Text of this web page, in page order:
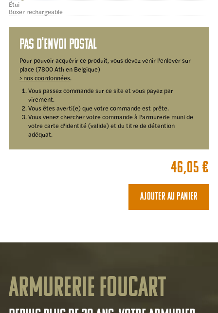
Étui
Boxer rechargeable
Pas d'envoi postal
Pour pouvoir acquérir ce produit, vous devez venir l'enlever sur
place (7800 Ath en Belgique)
> nos coordonnées.
Vous passez commande sur ce site et vous payez par
virement.
Vous êtes averti(e) que votre commande est prête.
Vous venez chercher votre commande à l'armurerie muni de
votre carte d'identité (valide) et du titre de détention
adéquat.
46,05€
Ajouter au panier
Armurerie Foucart